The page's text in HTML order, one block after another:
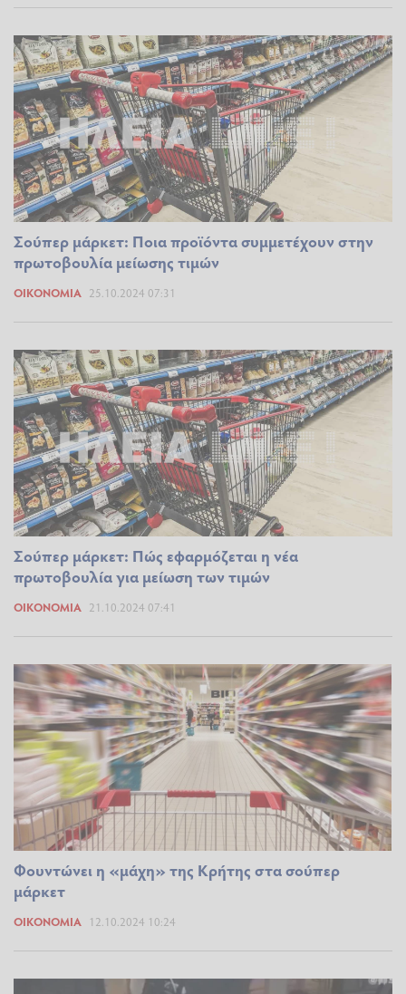
Σούπερ μάρκετ: Ποια προϊόντα συμμετέχουν στην
πρωτοβουλία μείωσης τιμών
ΟΙΚΟΝΟΜΊΑ 25.10.2024 07:31
Σούπερ μάρκετ: Πώς εφαρμόζεται η νέα
πρωτοβουλία για μείωση των τιμών
ΟΙΚΟΝΟΜΊΑ 21.10.2024 07:41
Φουντώνει η «μάχη» της Κρήτης στα σούπερ
μάρκετ
ΟΙΚΟΝΟΜΊΑ 12.10.2024 10:24